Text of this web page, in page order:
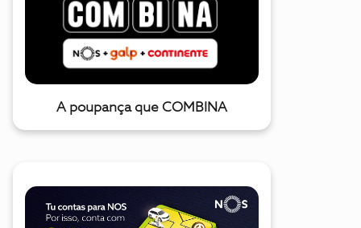
A poupança que COMBINA